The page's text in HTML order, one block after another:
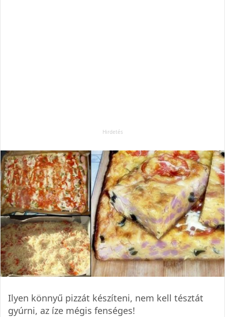
Ilyen könnyű pizzát készíteni, nem kell tésztát
gyúrni, az íze mégis fenséges!